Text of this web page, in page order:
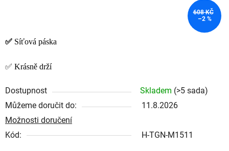
✅ Síťová páska
✅ Krásně drží
Dostupnost Skladem (>5 sada)
Můžeme doručit do:
11.8.2026
Možnosti doručení
Kód:
H-TGN-M1511
608 KČ
–2 %